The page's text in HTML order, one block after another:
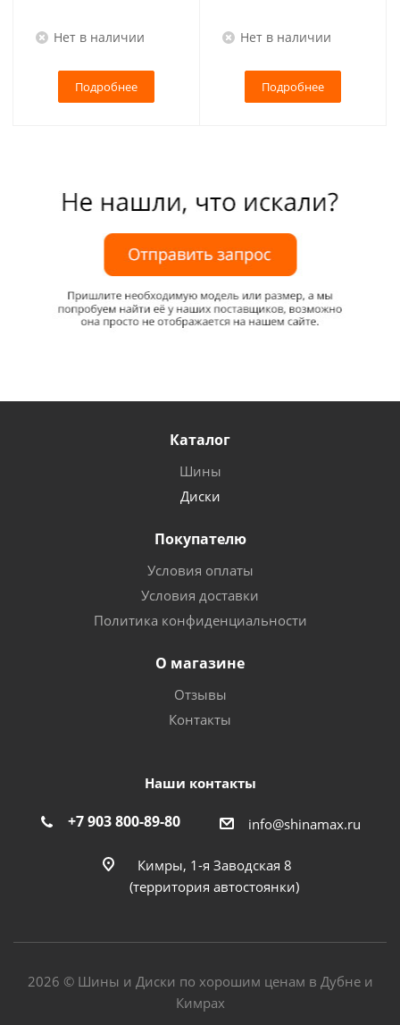
Нет в наличии
Подробнее
Нет в наличии
Подробнее
Каталог
Шины
Диски
Покупателю
Условия оплаты
Условия доставки
Политика конфиденциальности
О магазине
Отзывы
Контакты
Наши контакты
+7 903 800-89-80 info@shinamax.ru
Кимры, 1-я Заводская 8
(территория автостоянки)
2026 © Шины и Диски по хорошим ценам в Дубне и
Кимрах